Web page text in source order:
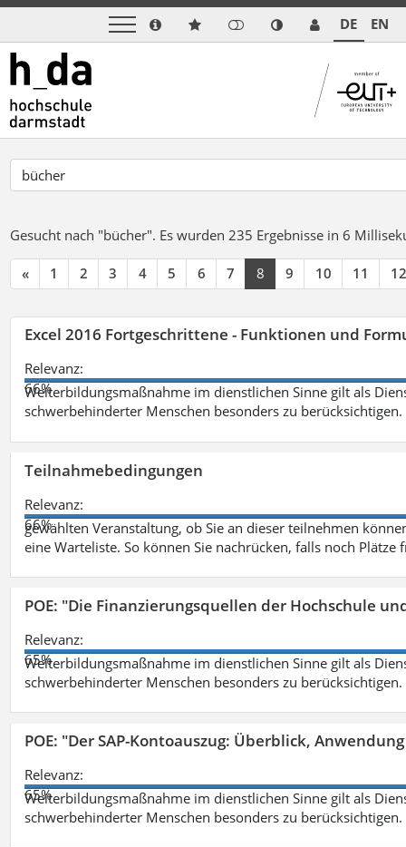
DE EN
Gesucht nach "bücher". Es wurden 235 Ergebnisse in 6
« 1 2 3 4 5 6 7 8 9 10 11 12
Excel 2016 Fortgeschrittene - Funktionen und
Relevanz:
66%
Weiterbildungsmaßnahme im dienstlichen Sinne gilt als
schwerbehinderter Menschen besonders zu berücksichtigen.
Teilnahmebedingungen
Relevanz:
66%
gewählten Veranstaltung, ob Sie an dieser teilnehmen
eine Warteliste. So können Sie nachrücken, falls noch Plätze
POE: "Die Finanzierungsquellen der Hochschule
Relevanz:
65%
Weiterbildungsmaßnahme im dienstlichen Sinne gilt als
schwerbehinderter Menschen besonders zu berücksichtigen.
POE: "Der SAP-Kontoauszug: Überblick,
Relevanz:
65%
Weiterbildungsmaßnahme im dienstlichen Sinne gilt als
schwerbehinderter Menschen besonders zu berücksichtigen.